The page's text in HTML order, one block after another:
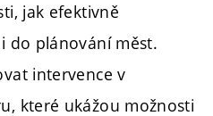
jak efektivně
do plánování měst.
intervence v
které ukážou možnosti